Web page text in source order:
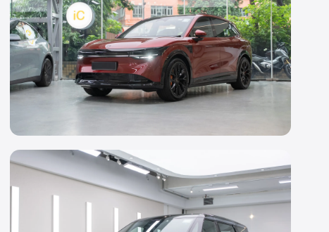
轉色 PPF
Zeekr 7X
Crimson Red